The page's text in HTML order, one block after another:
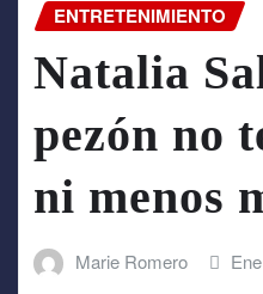
ENTRETENIMIENTO
Natalia
pezón no
ni menos
Marie Romero